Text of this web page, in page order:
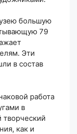
большую
79
Эти
в состав
работа
в
как и